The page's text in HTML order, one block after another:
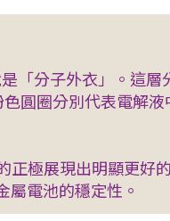
「分子外衣」。這層
圓圈分別代表電解
正極展現出明顯更好
屬電池的穩定性。